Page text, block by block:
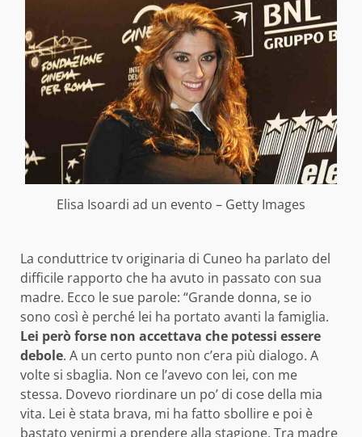
Elisa Isoardi ad un evento – Getty Images
La conduttrice tv originaria di Cuneo ha parlato del
difficile rapporto che ha avuto in passato con sua
madre. Ecco le sue parole: “Grande donna, se io
sono così è perché lei ha portato avanti la famiglia.
Lei però forse non accettava che potessi essere
debole. A un certo punto non c’era più dialogo. A
volte si sbaglia. Non ce l’avevo con lei, con me
stessa. Dovevo riordinare un po’ di cose della mia
vita. Lei è stata brava, mi ha fatto sbollire e poi è
bastato venirmi a prendere alla stagione. Tra madre